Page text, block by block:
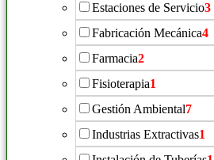
Estaciones de Servicio3
Fabricación Mecánica4
Farmacia2
Fisioterapia1
Gestión Ambiental7
Industrias Extractivas1